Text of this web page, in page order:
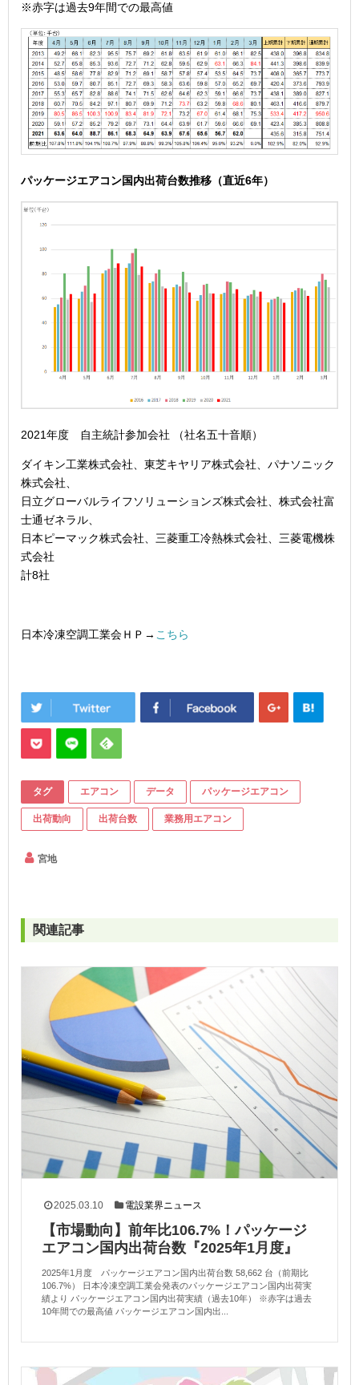
※赤字は過去9年間での最高値
パッケージエアコン国内出荷台数推移（直近6年）
2021年度 自主統計参加会社 （社名五十音順）
ダイキン工業株式会社、東芝キヤリア株式会社、パナソニック
株式会社、
日立グローバルライフソリューションズ株式会社、株式会社富
士通ゼネラル、
日本ピーマック株式会社、三菱重工冷熱株式会社、三菱電機株
式会社
計8社
日本冷凍空調工業会ＨＰ→ こちら
タグ エアコン データ パッケージエアコン
出荷動向 出荷台数 業務用エアコン
宮地
関連記事
2025.03.10 電設業界ニュース
【市場動向】前年比106.7%！パッケージ
エアコン国内出荷台数『2025年1月度』
2025年1月度 パッケージエアコン国内出荷台数 58,662 台（前期比
106.7%） 日本冷凍空調工業会発表のパッケージエアコン国内出荷実
績より パッケージエアコン国内出荷実績（過去10年） ※赤字は過去
10年間での最高値 パッケージエアコン国内出...